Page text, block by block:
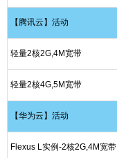
【腾讯云】活动
轻量2核2G,4M宽带
轻量2核4G,5M宽带
【华为云】活动
Flexus L实例-2核2G,4M宽带